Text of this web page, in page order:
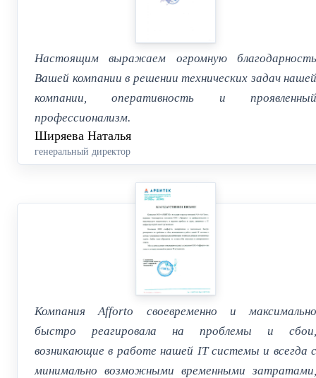
Настоящим выражаем огромную благодарность
Вашей компании в решении технических задач нашей
компании, оперативность и проявленный
профессионализм.
Ширяева Наталья
генеральный директор
Компания Afforto своевременно и максимально
быстро реагировала на проблемы и сбои,
возникающие в работе нашей IT системы и всегда с
минимально возможными временными затратами,